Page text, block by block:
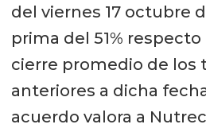
del viernes 17 octubre
prima del 51%
cierre promedio de los
anteriores a dicha
acuerdo valora a